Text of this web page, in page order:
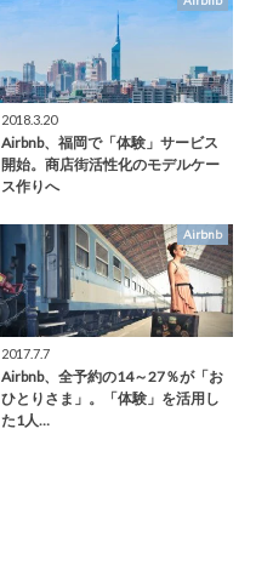
2018.3.20
Airbnb、福岡で「体験」サービス
開始。商店街活性化のモデルケー
ス作りへ
Airbnb
2017.7.7
Airbnb、全予約の14～27％が「お
ひとりさま」。「体験」を活用し
た1人…